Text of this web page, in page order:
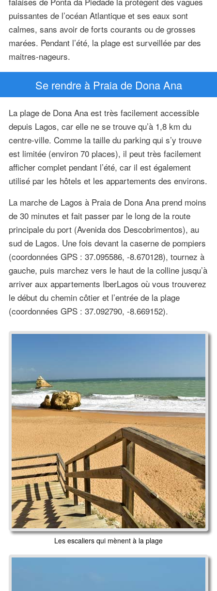
puissantes de l’océan Atlantique et ses eaux sont
calmes, sans avoir de forts courants ou de grosses
marées. Pendant l’été, la plage est surveillée par des
maitres-nageurs.
Se rendre à Praia de Dona Ana
La plage de Dona Ana est très facilement accessible
depuis Lagos, car elle ne se trouve qu’à 1,8 km du
centre-ville. Comme la taille du parking qui s’y trouve
est limitée (environ 70 places), il peut très facilement
afficher complet pendant l’été, car il est également
utilisé par les hôtels et les appartements des environs.
La marche de Lagos à Praia de Dona Ana prend moins
de 30 minutes et fait passer par le long de la route
principale du port (Avenida dos Descobrimentos), au
sud de Lagos. Une fois devant la caserne de pompiers
(coordonnées GPS : 37.095586, -8.670128), tournez à
gauche, puis marchez vers le haut de la colline jusqu’à
arriver aux appartements IberLagos où vous trouverez
le début du chemin côtier et l’entrée de la plage
(coordonnées GPS : 37.092790, -8.669152).
Les escaliers qui mènent à la plage